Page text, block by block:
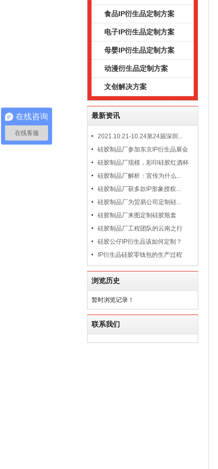
食品IP衍生品定制方案
电子IP衍生品定制方案
母婴IP衍生品定制方案
动漫衍生品定制方案
文创解决方案
最新资讯
2021.10.21-10.24第24届深圳...
硅胶制品厂参加东京IP衍生品展会
硅胶制品厂现模，彩印硅胶红酒杯
硅胶制品厂解析：宣传为什么...
硅胶制品厂获多款IP形象授权...
硅胶制品厂为贸易公司定制硅...
硅胶制品厂来图定制硅胶瓶套
硅胶制品厂工程团队的云南之行
硅胶公仔IP衍生品该如何定制？
IP衍生品硅胶零钱包的生产过程
浏览历史
暂时浏览记录！
联系我们
在线咨询
在线客服